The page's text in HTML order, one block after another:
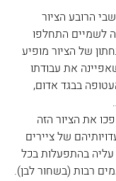
הרובע הציור
לשמיים התחלפו
של הציור מופיע
את עבודתו
בבגד אדום,
את הציור הזה
של ציירים
עליה בהתפעלות בכל
רבות (בשחור לבן).